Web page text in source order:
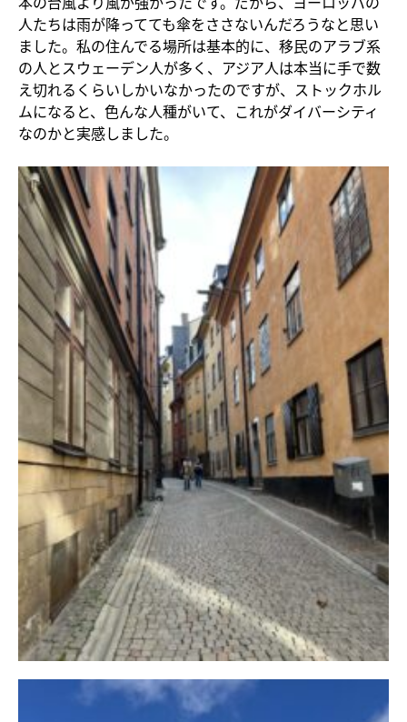
人たちは雨が降ってても傘をささないんだろうなと思い
ました。私の住んでる場所は基本的に、移民のアラブ系
の人とスウェーデン人が多く、アジア人は本当に手で数
え切れるくらいしかいなかったのですが、ストックホル
ムになると、色んな人種がいて、これがダイバーシティ
なのかと実感しました。